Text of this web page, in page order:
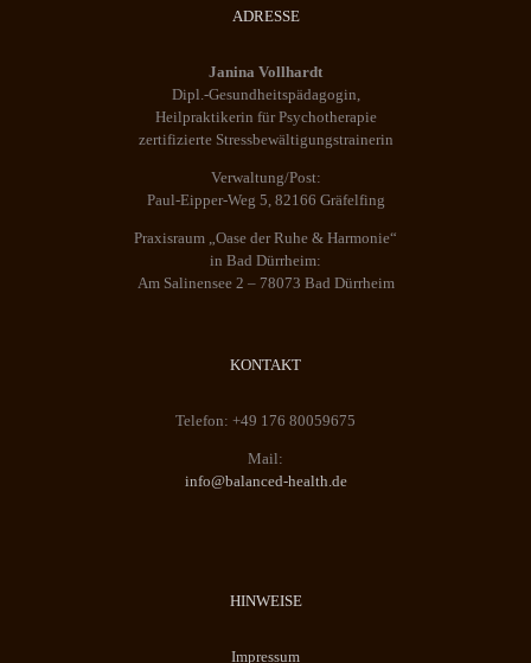
ADRESSE
Janina Vollhardt
Dipl.-Gesundheitspädagogin,
Heilpraktikerin für Psychotherapie
zertifizierte Stressbewältigungstrainerin
Verwaltung/Post:
Paul-Eipper-Weg 5, 82166 Gräfelfing
Praxisraum „Oase der Ruhe & Harmonie“
in Bad Dürrheim:
Am Salinensee 2 – 78073 Bad Dürrheim
KONTAKT
Telefon: +49 176 80059675
Mail:
info@balanced-health.de
HINWEISE
Impressum